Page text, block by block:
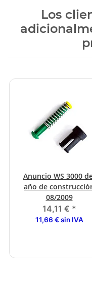
Los
Anuncio WS 3000
año de
08/2009
14,11 € *
11,66 € sin IVA